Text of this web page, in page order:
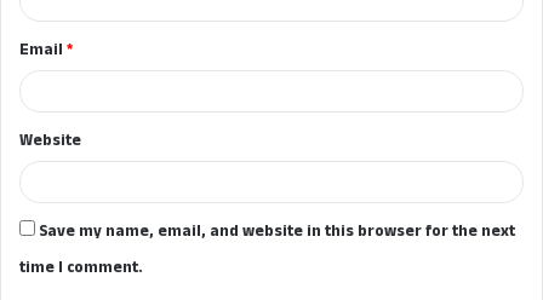
Email*
Website
Save my name, email, and website in this browser for the next
time I comment.